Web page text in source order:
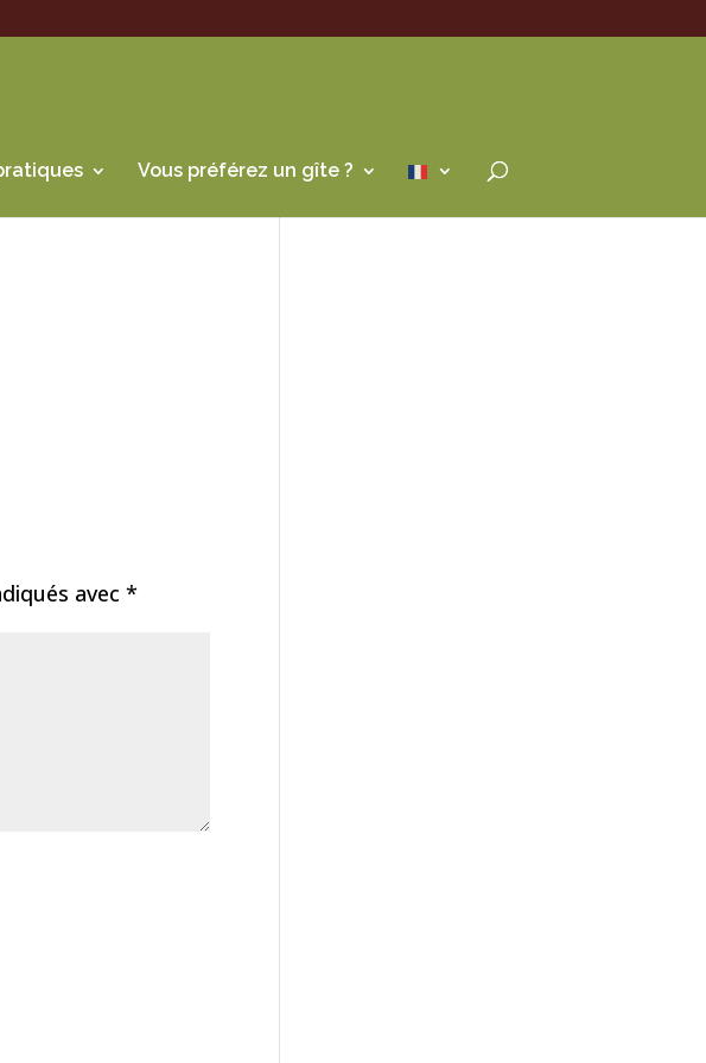
Vous préférez un gîte ?
avec*